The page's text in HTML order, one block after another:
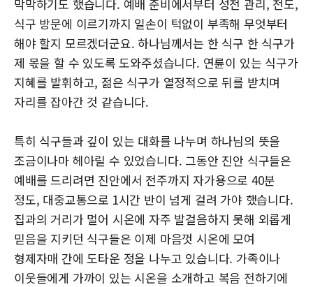
막막하기도 했습니다. 예배 준비에서부터 성전 관리, 전도,
식구 방문에 이르기까지 일손이 턱없이 부족해 무엇부터
해야 할지 모르겠더군요. 하나님께서는 한 식구 한 식구가
제 몫을 할 수 있도록 도와주셨습니다. 연륜이 있는 식구가
지혜를 발휘하고, 젊은 식구가 열정적으로 뒤를 받치며
자리를 잡아간 것 같습니다.
특히 식구들과 깊이 있는 대화를 나누며 하나님의 뜻을
조금이나마 헤아릴 수 있었습니다. 그동안 진안 식구들은
예배를 드리려면 진안에서 전주까지 자가용으로 40분
정도, 대중교통으로 1시간 반이 넘게 걸려 가야 했습니다.
집과의 거리가 멀어 시온에 자주 발걸음하지 못해 외롭게
믿음을 지키던 식구들은 이제 마음껏 시온에 모여
형제자매 간에 도타운 정을 나누고 있습니다. 가족이나
이웃들에게 가까이 있는 시온을 소개하고 복음 전하기에